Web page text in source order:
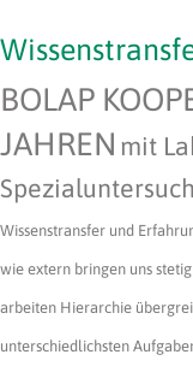
BOLAP
JAHREN mit
Wissenstransfer und
wie extern bringen uns
arbeiten Hierarchie
unterschiedlichsten